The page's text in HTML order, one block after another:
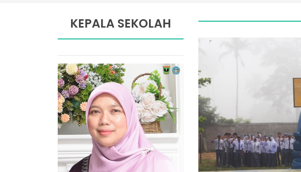
KEPALA SEKOLAH